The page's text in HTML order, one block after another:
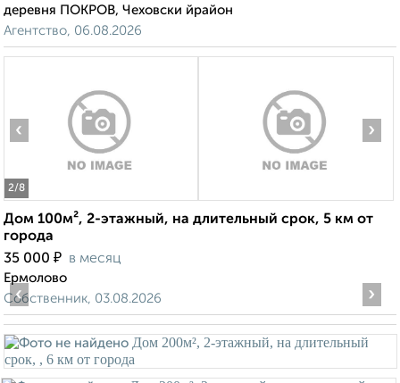
деревня ПОКРОВ, Чеховски йрайон
Агентство, 06.08.2026
2/8
‹ ›
Дом 100м², 2-этажный, на длительный срок, 5 км от
города
35 000 ₽ в месяц
Ермолово
Собственник, 03.08.2026
‹ ›